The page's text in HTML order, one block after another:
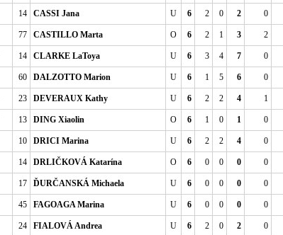
14 CASSI Jana U 6 2 0 2 0
77 CASTILLO Marta O 6 2 1 3 2
14 CLARKE LaToya U 6 3 4 7 0
60 DALZOTTO Marion U 6 1 5 6 0
23 DEVERAUX Kathy U 6 2 2 4 1
13 DING Xiaolin O 6 1 0 1 0
10 DRICI Marina U 6 2 2 4 0
14 DRLIČKOVÁ Katarína O 6 0 0 0 0
17 ĎURČANSKÁ Michaela U 6 0 0 0 0
45 FAGOAGA Marina U 6 0 0 0 0
24 FIALOVÁ Andrea U 6 2 0 2 0